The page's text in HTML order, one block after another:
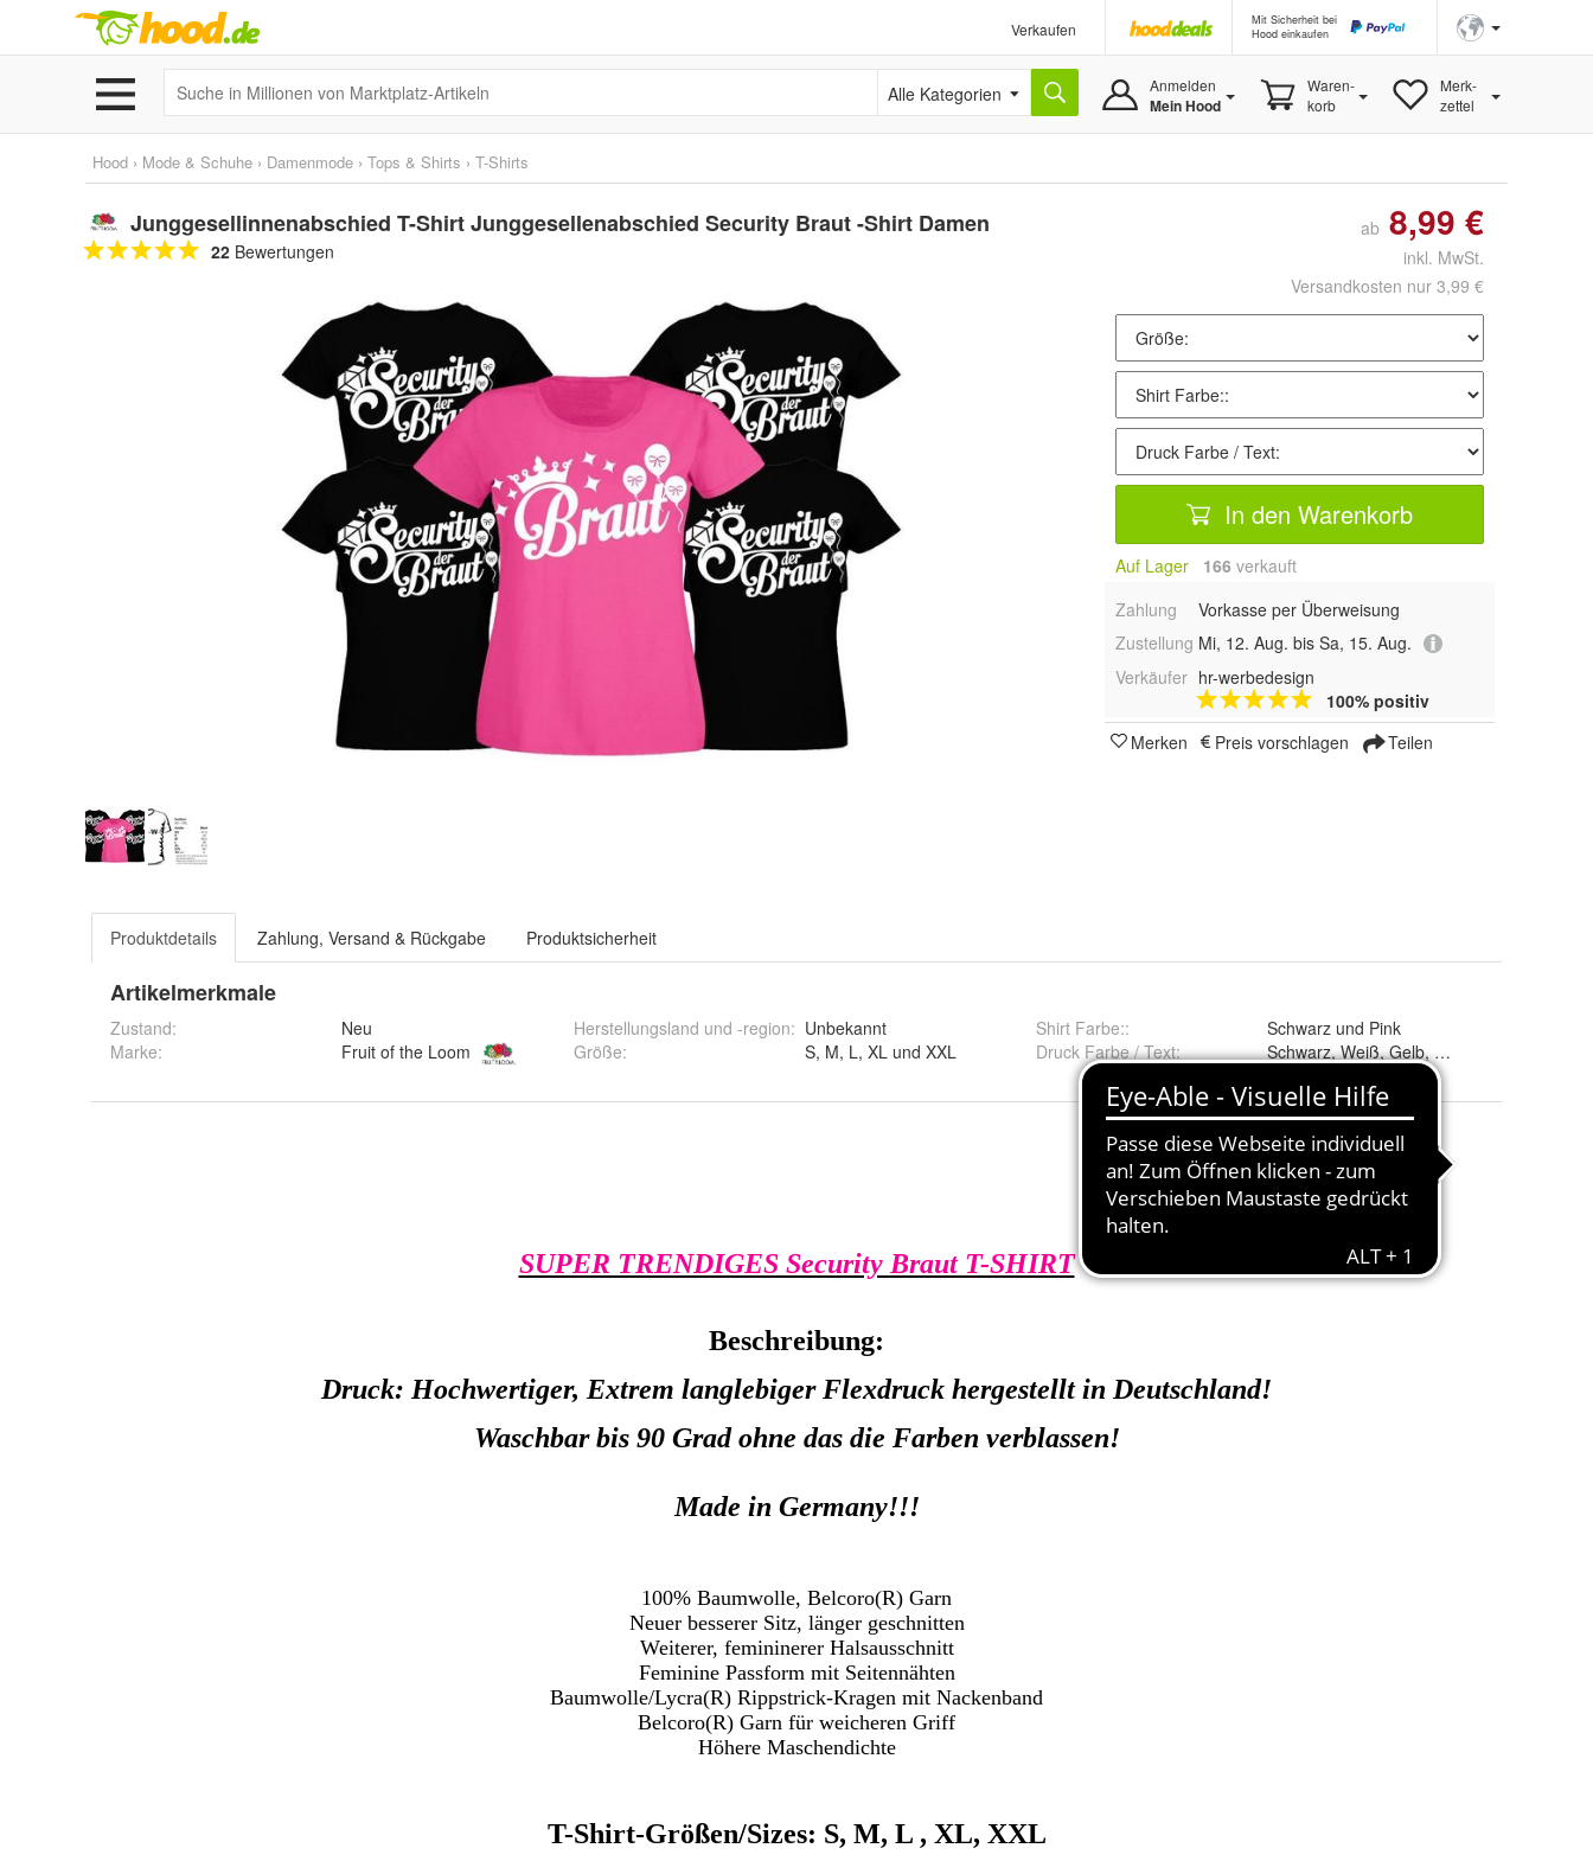
Verkaufen
Mit Sicherheit bei
Hood einkaufen
Alle Kategorien Anmelden
Mein Hood
Waren-
korb
Merk-
zettel
Hood › Mode & Schuhe › Damenmode › Tops & Shirts › T-Shirts
Junggesellinnenabschied T-Shirt Junggesellenabschied Security Braut -Shirt Damen
22 Bewertungen
ab 8,99 €
inkl. MwSt.
Versandkosten nur 3,99 €
In den Warenkorb
Auf Lager 166 verkauft
Zahlung
Vorkasse per Überweisung
Zustellung Mi, 12. Aug. bis Sa, 15. Aug.
Verkäufer hr-werbedesign
100% positiv
Merken
Preis vorschlagen Teilen
Produktdetails Zahlung, Versand & Rückgabe Produktsicherheit
Artikelmerkmale
Zustand:
Neu
Marke:
Fruit of the Loom
Herstellungsland und -region: Unbekannt
Größe: S, M, L, XL und XXL
Shirt Farbe::
Schwarz und Pink
Druck Farbe / Text: